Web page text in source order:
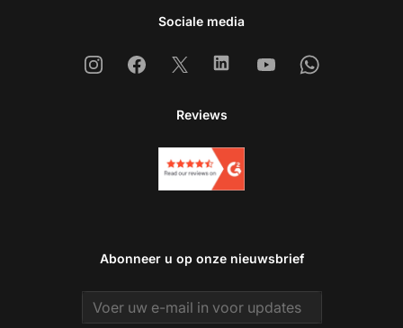
Sociale media
InstagramFacebook
X LinkedinYoutubeWhatsapp
Reviews
Abonneer u op onze nieuwsbrief
Email address